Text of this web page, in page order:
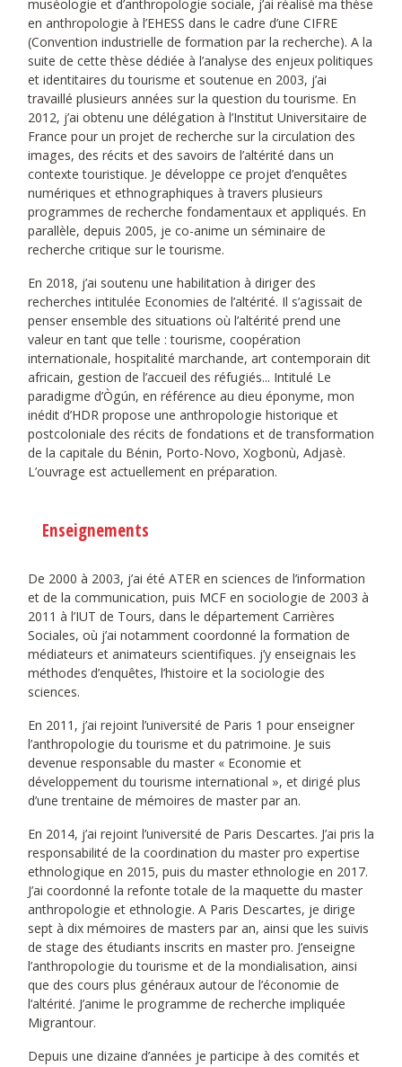
muséologie et d’anthropologie sociale, j’ai réalisé ma thèse
en anthropologie à l’EHESS dans le cadre d’une CIFRE
(Convention industrielle de formation par la recherche). A la
suite de cette thèse dédiée à l’analyse des enjeux politiques
et identitaires du tourisme et soutenue en 2003, j’ai
travaillé plusieurs années sur la question du tourisme. En
2012, j’ai obtenu une délégation à l’Institut Universitaire de
France pour un projet de recherche sur la circulation des
images, des récits et des savoirs de l’altérité dans un
contexte touristique. Je développe ce projet d’enquêtes
numériques et ethnographiques à travers plusieurs
programmes de recherche fondamentaux et appliqués. En
parallèle, depuis 2005, je co-anime un séminaire de
recherche critique sur le tourisme.
En 2018, j’ai soutenu une habilitation à diriger des
recherches intitulée Economies de l’altérité. Il s’agissait de
penser ensemble des situations où l’altérité prend une
valeur en tant que telle : tourisme, coopération
internationale, hospitalité marchande, art contemporain dit
africain, gestion de l’accueil des réfugiés... Intitulé Le
paradigme d’Ògún, en référence au dieu éponyme, mon
inédit d’HDR propose une anthropologie historique et
postcoloniale des récits de fondations et de transformation
de la capitale du Bénin, Porto-Novo, Xogbonù, Adjasè.
L’ouvrage est actuellement en préparation.
Enseignements
De 2000 à 2003, j’ai été ATER en sciences de l’information
et de la communication, puis MCF en sociologie de 2003 à
2011 à l’IUT de Tours, dans le département Carrières
Sociales, où j’ai notamment coordonné la formation de
médiateurs et animateurs scientifiques. j’y enseignais les
méthodes d’enquêtes, l’histoire et la sociologie des
sciences.
En 2011, j’ai rejoint l’université de Paris 1 pour enseigner
l’anthropologie du tourisme et du patrimoine. Je suis
devenue responsable du master « Economie et
développement du tourisme international », et dirigé plus
d’une trentaine de mémoires de master par an.
En 2014, j’ai rejoint l’université de Paris Descartes. J’ai pris la
responsabilité de la coordination du master pro expertise
ethnologique en 2015, puis du master ethnologie en 2017.
J’ai coordonné la refonte totale de la maquette du master
anthropologie et ethnologie. A Paris Descartes, je dirige
sept à dix mémoires de masters par an, ainsi que les suivis
de stage des étudiants inscrits en master pro. J’enseigne
l’anthropologie du tourisme et de la mondialisation, ainsi
que des cours plus généraux autour de l’économie de
l’altérité. J’anime le programme de recherche impliquée
Migrantour.
Depuis une dizaine d’années je participe à des comités et